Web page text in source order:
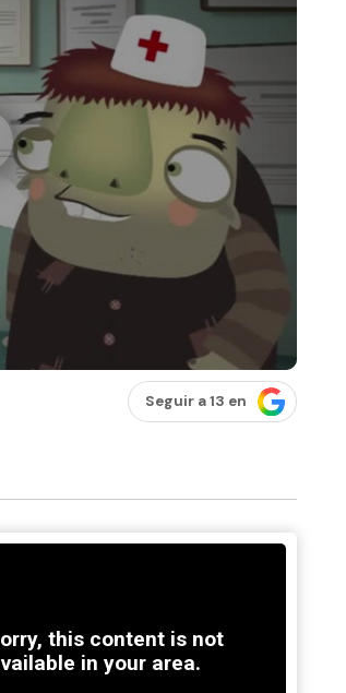
Seguir a 13 en